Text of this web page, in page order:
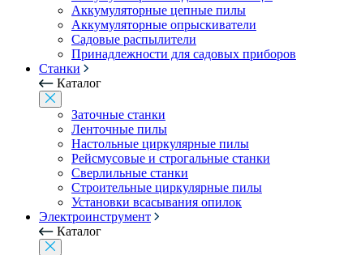
Аккумуляторные цепные пилы
Аккумуляторные опрыскиватели
Садовые распылители
Принадлежности для садовых приборов
Станки
Каталог
Заточные станки
Ленточные пилы
Настольные циркулярные пилы
Рейсмусовые и строгальные станки
Сверлильные станки
Строительные циркулярные пилы
Установки всасывания опилок
Электроинструмент
Каталог